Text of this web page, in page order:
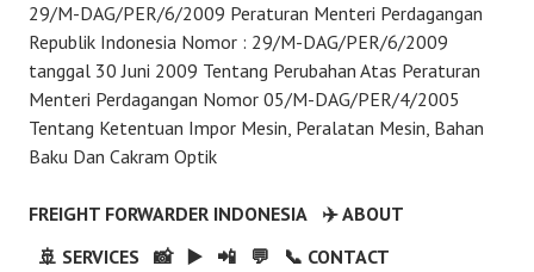
29/M-DAG/PER/6/2009 Peraturan Menteri Perdagangan
Republik Indonesia Nomor : 29/M-DAG/PER/6/2009
tanggal 30 Juni 2009 Tentang Perubahan Atas Peraturan
Menteri Perdagangan Nomor 05/M-DAG/PER/4/2005
Tentang Ketentuan Impor Mesin, Peralatan Mesin, Bahan
Baku Dan Cakram Optik
FREIGHT FORWARDER INDONESIA
✈️ ABOUT
🚢 SERVICES
📸 ▶️ 📲 💬 📞 CONTACT